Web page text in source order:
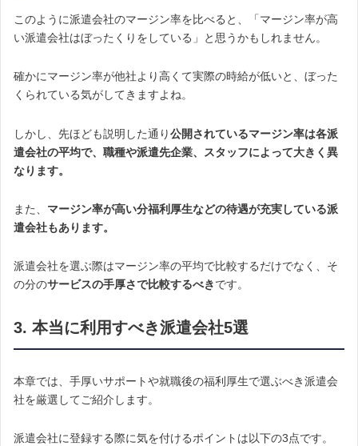
このように派遣会社のマージン率を比べると、「マージン率が高
い派遣会社はぼったくりをしている」と思うかもしれません。
確かにマージン率が他社より高くて実際の時給が低いと、ぼった
くられている気がしてきますよね。
しかし、先ほども説明した通り公開されているマージン率は各派
遣会社の平均で、職種や派遣先企業、スタッフによって大きく異
なります。
また、 マージン率が高い分福利厚生などの待遇が充実している派
遣会社もあります。
派遣会社を選ぶ際はマージン率の平均で比較するだけでなく、そ
の分のサービスの手厚さで比較するべきです。
3. 本当に利用すべき派遣会社5選
本章では、手厚いサポートや就職後の福利厚生で選ぶべき派遣会
社を厳選してご紹介します。
派遣会社に登録する際に気を付けるポイントは以下の3点です。